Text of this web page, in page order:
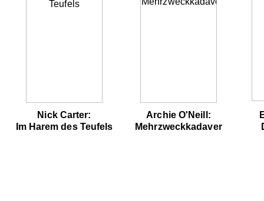
Nick Carter:
Im Harem des Teufels
Archie O'Neill:
Mehrzweckkadaver